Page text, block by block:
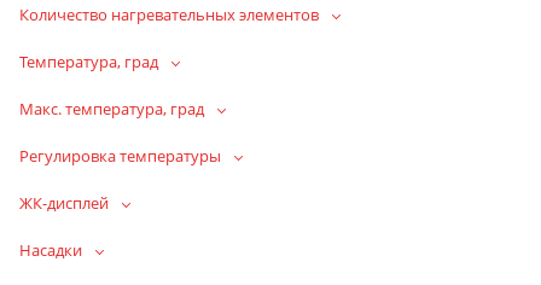
Количество нагревательных элементов
Температура, град
Макс. температура, град
Регулировка температуры
ЖК-дисплей
Насадки